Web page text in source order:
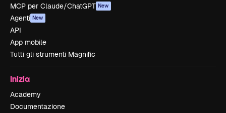
MCP per Claude/ChatGPT New
Agenti New
API
App mobile
Tutti gli strumenti Magnific
Inizia
Academy
Documentazione